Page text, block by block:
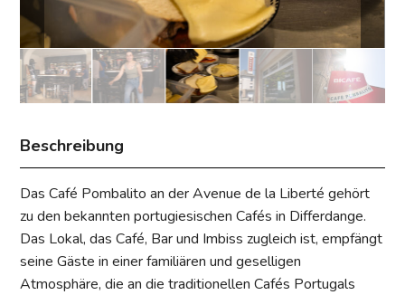
Beschreibung
Das Café Pombalito an der Avenue de la Liberté gehört
zu den bekannten portugiesischen Cafés in Differdange.
Das Lokal, das Café, Bar und Imbiss zugleich ist, empfängt
seine Gäste in einer familiären und geselligen
Atmosphäre, die an die traditionellen Cafés Portugals